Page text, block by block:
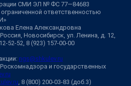
СМИ ЭЛ № ФС 77—84683
ответственностью
Елена Александровна
Новосибирск, ул. Ленина, д. 12,
52-52, 8 (923) 157-00-00
ngs@shkulev.ru
и государственных
, 8 (800) 200-03-83 (доб.3)